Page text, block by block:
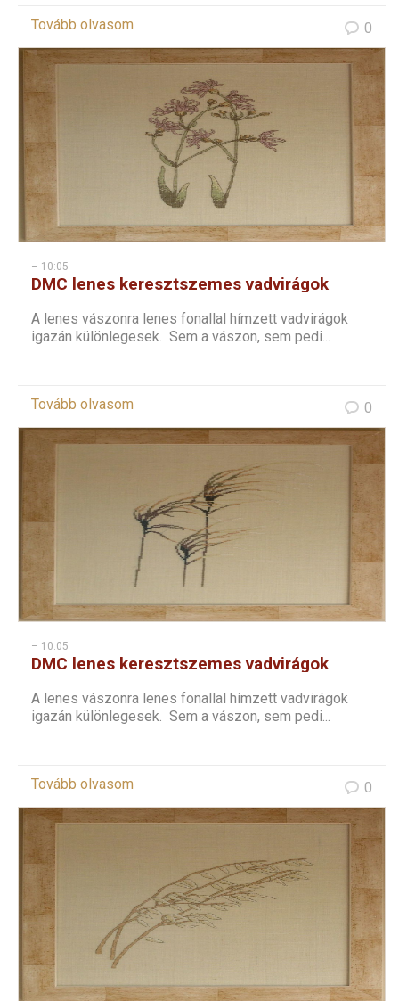
Tovább olvasom 0
– 10:05
DMC lenes keresztszemes vadvirágok
A lenes vászonra lenes fonallal hímzett vadvirágok
igazán különlegesek. Sem a vászon, sem pedi...
Tovább olvasom 0
– 10:05
DMC lenes keresztszemes vadvirágok
A lenes vászonra lenes fonallal hímzett vadvirágok
igazán különlegesek. Sem a vászon, sem pedi...
Tovább olvasom 0